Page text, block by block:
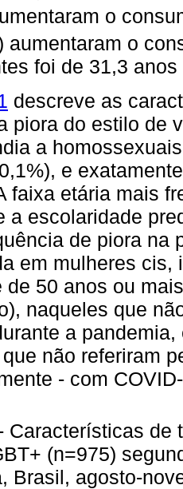
o
aumentaram o
foi de 31,3
descreve as
piora do estilo de
a
e
faixa etária mais
a escolaridade
de piora na
em mulheres
de 50 anos ou
naqueles que
a
não referiram
- com
Características de
(n=975)
Brasil, agosto-